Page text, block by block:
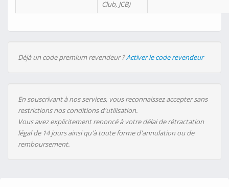
Club, JCB)
Déjà un code premium revendeur ?Activer le code revendeur
En souscrivant à nos services, vous reconnaissez accepter sans
restrictions nos conditions d'utilisation.
Vous avez explicitement renoncé à votre délai de rétractation
légal de 14 jours ainsi qu'à toute forme d'annulation ou de
remboursement.